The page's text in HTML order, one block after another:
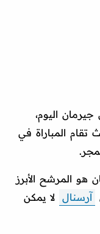
اليوم،
تقام المباراة في
المرشح الأبرز
آرسنال لا يمكن